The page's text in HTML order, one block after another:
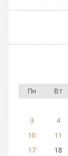
Пн
Вт
3
4
10
11
17
18